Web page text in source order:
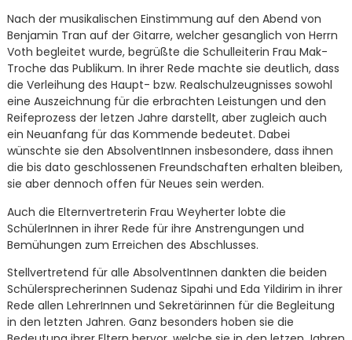
Nach der musikalischen Einstimmung auf den Abend von
Benjamin Tran auf der Gitarre, welcher gesanglich von Herrn
Voth begleitet wurde, begrüßte die Schulleiterin Frau Mak-
Troche das Publikum. In ihrer Rede machte sie deutlich, dass
die Verleihung des Haupt- bzw. Realschulzeugnisses sowohl
eine Auszeichnung für die erbrachten Leistungen und den
Reifeprozess der letzen Jahre darstellt, aber zugleich auch
ein Neuanfang für das Kommende bedeutet. Dabei
wünschte sie den AbsolventInnen insbesondere, dass ihnen
die bis dato geschlossenen Freundschaften erhalten bleiben,
sie aber dennoch offen für Neues sein werden.
Auch die Elternvertreterin Frau Weyherter lobte die
SchülerInnen in ihrer Rede für ihre Anstrengungen und
Bemühungen zum Erreichen des Abschlusses.
Stellvertretend für alle AbsolventInnen dankten die beiden
Schülersprecherinnen Sudenaz Sipahi und Eda Yildirim in ihrer
Rede allen LehrerInnen und Sekretärinnen für die Begleitung
in den letzten Jahren. Ganz besonders hoben sie die